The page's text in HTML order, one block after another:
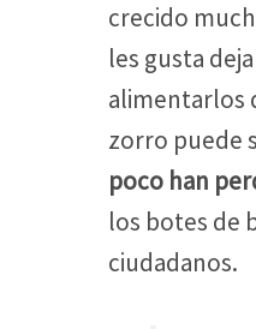
crecido
les gusta
alimentarlos
zorro puede
poco han
los botes de
ciudadanos.